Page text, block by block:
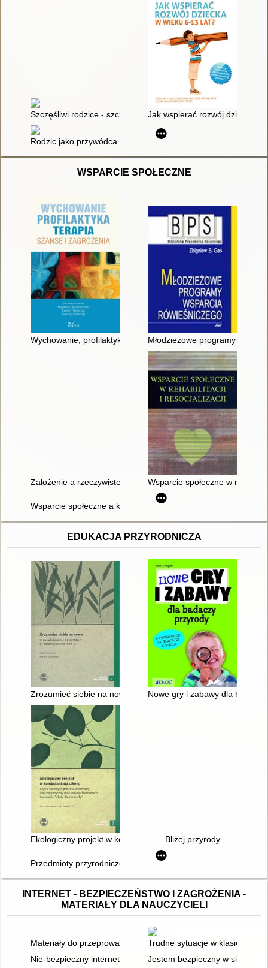
Szczęśliwi rodzice - szczęśliwe dzieci : praktyczny przewodnik
Jak wspierać rozwój dziecka w
Rodzic jako przywódca stada : pełne miłości przywództwo w
WSPARCIE SPOŁECZNE
Wychowanie, profilaktyka, terapia : szanse i zagrożenia
Młodzieżowe programy
Założenie a rzeczywiste wsparcie rodzin ryzyka w środowisku
Wsparcie społeczne w
Wsparcie społeczne a kompetencje społeczne młodzieży
EDUKACJA PRZYRODNICZA
Zrozumieć siebie na nowo : 10 zasad jak uczyć o przyrodzie,
Nowe gry i zabawy dla
Ekologiczny projekt w kompetentnej szkole, czyli o szkolnych
Bliżej przyrody
Przedmioty przyrodnicze : zestawy materiałów. Cz. 1
INTERNET - BEZPIECZEŃSTWO I ZAGROŻENIA -
MATERIAŁY DLA NAUCZYCIELI
Materiały do przeprowadzenia lekcji wychowawczej na
Trudne sytuacje w klasie
Nie-bezpieczny internet : scenariusz zajęć np. z okazji Dnia
Jestem bezpieczny w sieci